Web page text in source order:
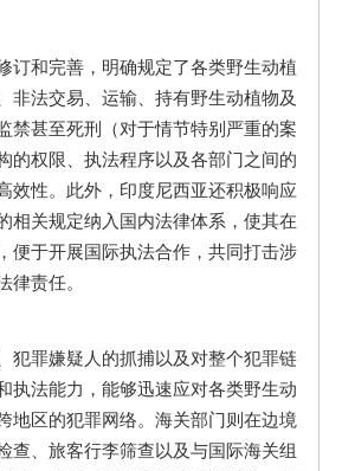
和完善，明确规定了各类野生动植
非法交易、运输、持有野生动植物及
禁甚至死刑（对于情节特别严重的案
的权限、执法程序以及各部门之间的
效性。此外，印度尼西亚还积极响应
相关规定纳入国内法律体系，使其在
便于开展国际执法合作，共同打击涉
律责任。
罪嫌疑人的抓捕以及对整个犯罪链
执法能力，能够迅速应对各类野生动
地区的犯罪网络。海关部门则在边境
查、旅客行李筛查以及与国际海关组